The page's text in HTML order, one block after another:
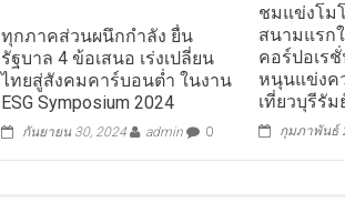
ทุกภาคส่วนผนึกกำลัง ยื่น
รัฐบาล 4 ข้อเสนอ เร่งเปลี่ยน
ไทยสู่สังคมคาร์บอนต่ำ ในงาน
ESG Symposium 2024
กันยายน 30, 2024 admin 0
ชมแข่งโม
สนามแรก
คอร์ปอเร
หนุนแข่งค
เที่ยวบุรีรัม
กุมภาพันธ์